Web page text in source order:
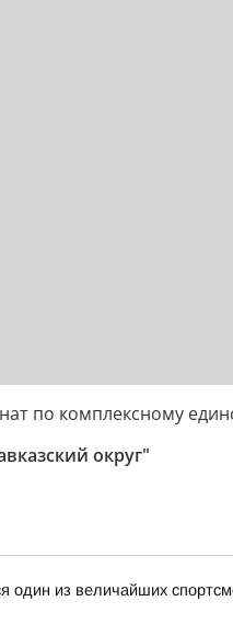
по комплексному
округ"
один из величайших